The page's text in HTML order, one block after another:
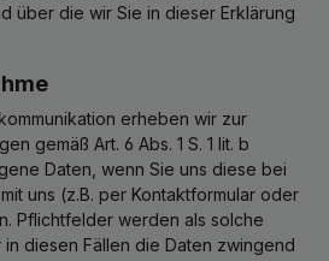
über die wir Sie in dieser Erklärung
erheben wir zur
gemäß Art. 6 Abs. 1 S. 1 lit. b
Daten, wenn Sie uns diese bei
uns (z.B. per Kontaktformular oder
Pflichtfelder werden als solche
diesen Fällen die Daten zwingend